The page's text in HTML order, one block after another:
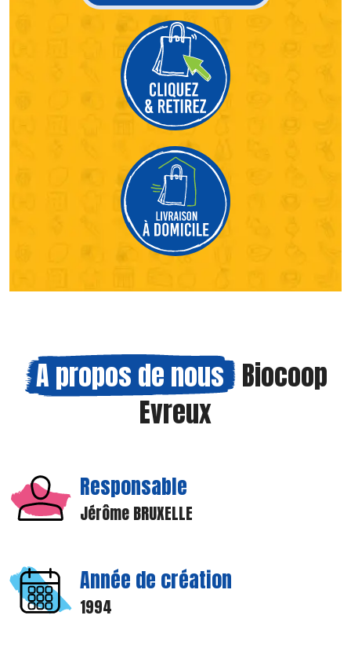
A propos de nous Biocoop
Evreux
Responsable
Jérôme BRUXELLE
Année de création
1994